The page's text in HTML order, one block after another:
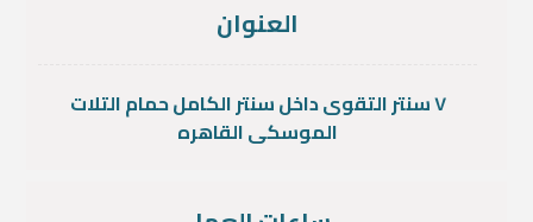
العنوان
٧ سنتر التقوى داخل سنتر الكامل حمام التلات
الموسكى القاهره